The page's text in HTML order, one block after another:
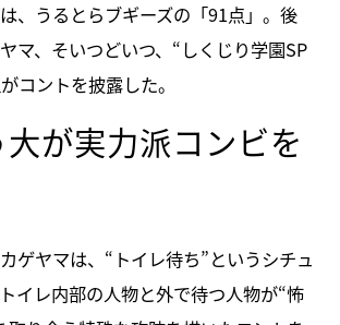
、うるとらブギーズの「91点」。後
マ、そいつどいつ、“しくじり学園SP
コントを披露した。
が実力派コンビを
ゲヤマは、“トイレ待ち”というシチュ
イレ内部の人物と外で待つ人物が“怖